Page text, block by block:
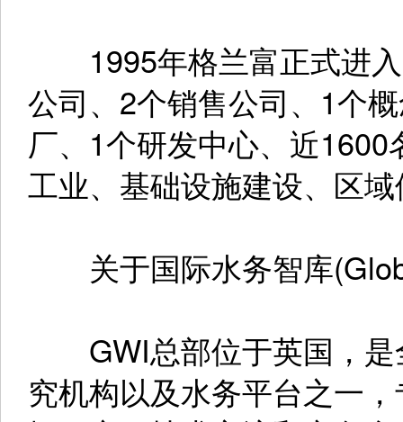
1995年格兰富正式进入
公司、2个销售公司、1个
厂、1个研发中心、近
工业、基础设施建设、区
关于国际水务智库
GWI总部位于英国，是
究机构以及水务平台之一